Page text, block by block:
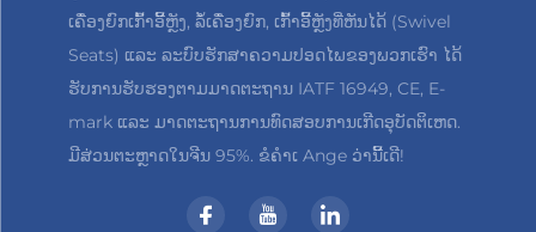
ເຄື່ອງຍົກເກົ້າອີ້ຫຼັງ, ລໍ້ເຄື່ອງຍົກ, ເກົ້າອີ້ຫຼັງທີ່ຫັນໄດ້ (Swivel
Seats) ແລະ ລະບົບຮັກສາຄວາມປອດໄພຂອງພວກເຮົາ ໄດ້
ຮັບການຮັບຮອງຕາມມາດຕະຖານ IATF 16949, CE, E-
mark ແລະ ມາດຕະຖານການທົດສອບການເກີດອຸບັດຕິເຫດ.
ມີສ່ວນຕະຫຼາດໃນຈີນ 95%. ຂໍຄຳເ Ange ວ່ານີ້ເດີ!